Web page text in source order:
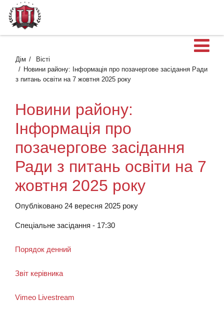
Дім
Вісті
Новини району: Інформація про позачергове засідання Ради
з питань освіти на 7 жовтня 2025 року
Новини району:
Інформація про
позачергове засідання
Ради з питань освіти на 7
жовтня 2025 року
Опубліковано 24 вересня 2025 року
Спеціальне засідання - 17:30
Порядок денний
Звіт керівника
Vimeo Livestream